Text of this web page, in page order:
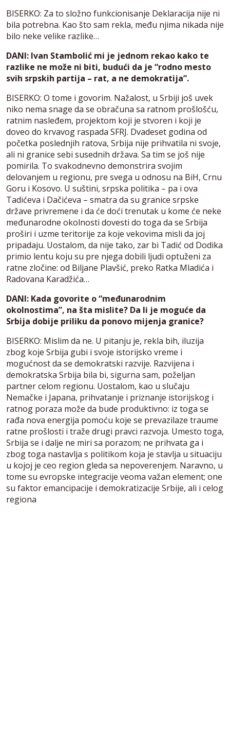
BISERKO: Za to složno funkcionisanje Deklaracija nije ni
bila potrebna. Kao što sam rekla, među njima nikada nije
bilo neke velike razlike…
DANI: Ivan Stambolić mi je jednom rekao kako te
razlike ne može ni biti, budući da je “rodno mesto
svih srpskih partija – rat, a ne demokratija”.
BISERKO: O tome i govorim. Nažalost, u Srbiji još uvek
niko nema snage da se obračuna sa ratnom prošlošću,
ratnim nasleđem, projektom koji je stvoren i koji je
doveo do krvavog raspada SFRJ. Dvadeset godina od
početka poslednjih ratova, Srbija nije prihvatila ni svoje,
ali ni granice sebi susednih država. Sa tim se još nije
pomirila. To svakodnevno demonstrira svojim
delovanjem u regionu, pre svega u odnosu na BiH, Crnu
Goru i Kosovo. U suštini, srpska politika – pa i ova
Tadićeva i Dačićeva – smatra da su granice srpske
države privremene i da će doći trenutak u kome će neke
međunarodne okolnosti dovesti do toga da se Srbija
proširi i uzme teritorije za koje vekovima misli da joj
pripadaju. Uostalom, da nije tako, zar bi Tadić od Dodika
primio lentu koju su pre njega dobili ljudi optuženi za
ratne zločine: od Biljane Plavšić, preko Ratka Mladića i
Radovana Karadžića…
DANI: Kada govorite o “međunarodnim
okolnostima”, na šta mislite? Da li je moguće da
Srbija dobije priliku da ponovo mijenja granice?
BISERKO: Mislim da ne. U pitanju je, rekla bih, iluzija
zbog koje Srbija gubi i svoje istorijsko vreme i
mogućnost da se demokratski razvije. Razvijena i
demokratska Srbija bila bi, sigurna sam, poželjan
partner celom regionu. Uostalom, kao u slučaju
Nemačke i Japana, prihvatanje i priznanje istorijskog i
ratnog poraza može da bude produktivno: iz toga se
rađa nova energija pomoću koje se prevazilaze traume
ratne prošlosti i traže drugi pravci razvoja. Umesto toga,
Srbija se i dalje ne miri sa porazom; ne prihvata ga i
zbog toga nastavlja s politikom koja je stavlja u situaciju
u kojoj je ceo region gleda sa nepoverenjem. Naravno, u
tome su evropske integracije veoma važan element; one
su faktor emancipacije i demokratizacije Srbije, ali i celog
regiona